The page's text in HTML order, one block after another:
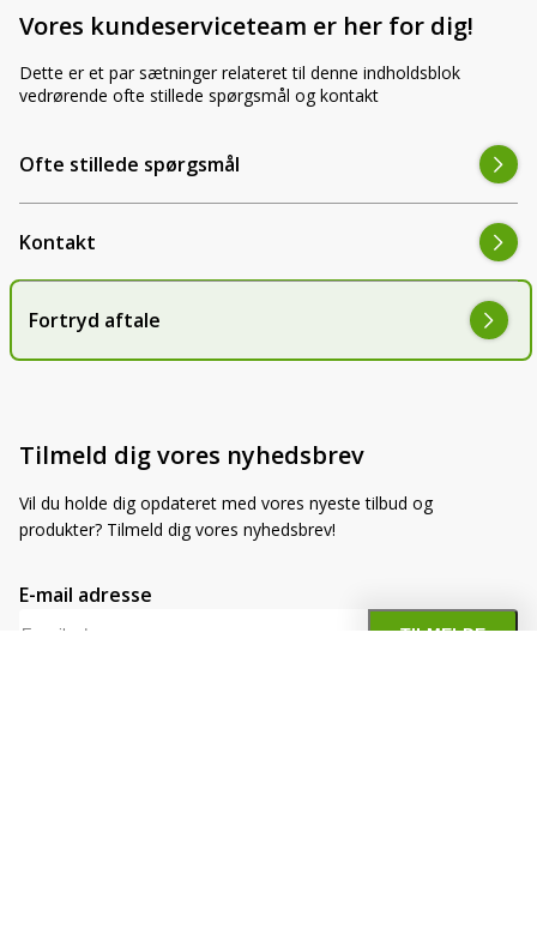
Vores kundeserviceteam er her for dig!
Dette er et par sætninger relateret til denne indholdsblok
vedrørende ofte stillede spørgsmål og kontakt
Ofte stillede spørgsmål
Kontakt
Fortryd aftale
Tilmeld dig vores nyhedsbrev
Vil du holde dig opdateret med vores nyeste tilbud og
produkter? Tilmeld dig vores nyhedsbrev!
E-mail adresse